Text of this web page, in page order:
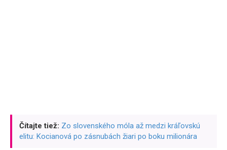
Čítajte tiež: Zo slovenského móla až medzi kráľovskú
elitu: Kocianová po zásnubách žiari po boku milionára